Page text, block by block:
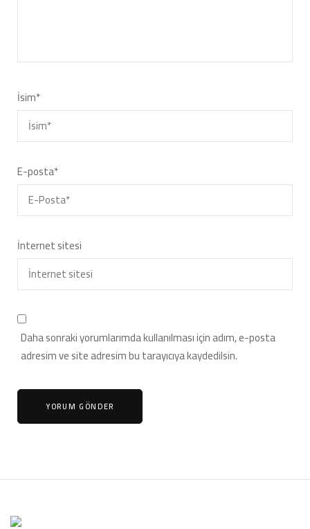
İsim*
E-posta*
İnternet sitesi
Daha sonraki yorumlarımda kullanılması için adım, e-posta
adresim ve site adresim bu tarayıcıya kaydedilsin.